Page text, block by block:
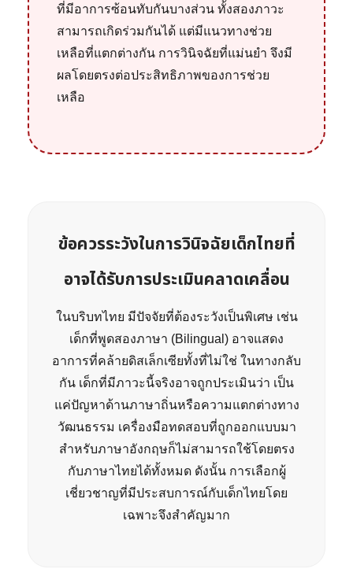
ที่มีอาการซ้อนทับกันบางส่วน ทั้งสองภาวะ
สามารถเกิดร่วมกันได้ แต่มีแนวทางช่วย
เหลือที่แตกต่างกัน การวินิจฉัยที่แม่นยำ จึงมี
ผลโดยตรงต่อประสิทธิภาพของการช่วย
เหลือ
ข้อควรระวังในการวินิจฉัยเด็กไทยที่
อาจได้รับการประเมินคลาดเคลื่อน
ในบริบทไทย มีปัจจัยที่ต้องระวังเป็นพิเศษ เช่น
เด็กที่พูดสองภาษา (Bilingual) อาจแสดง
อาการที่คล้ายดิสเล็กเซียทั้งที่ไม่ใช่ ในทางกลับ
กัน เด็กที่มีภาวะนี้จริงอาจถูกประเมินว่า เป็น
แค่ปัญหาด้านภาษาถิ่นหรือความแตกต่างทาง
วัฒนธรรม เครื่องมือทดสอบที่ถูกออกแบบมา
สำหรับภาษาอังกฤษก็ไม่สามารถใช้โดยตรง
กับภาษาไทยได้ทั้งหมด ดังนั้น การเลือกผู้
เชี่ยวชาญที่มีประสบการณ์กับเด็กไทยโดย
เฉพาะจึงสำคัญมาก